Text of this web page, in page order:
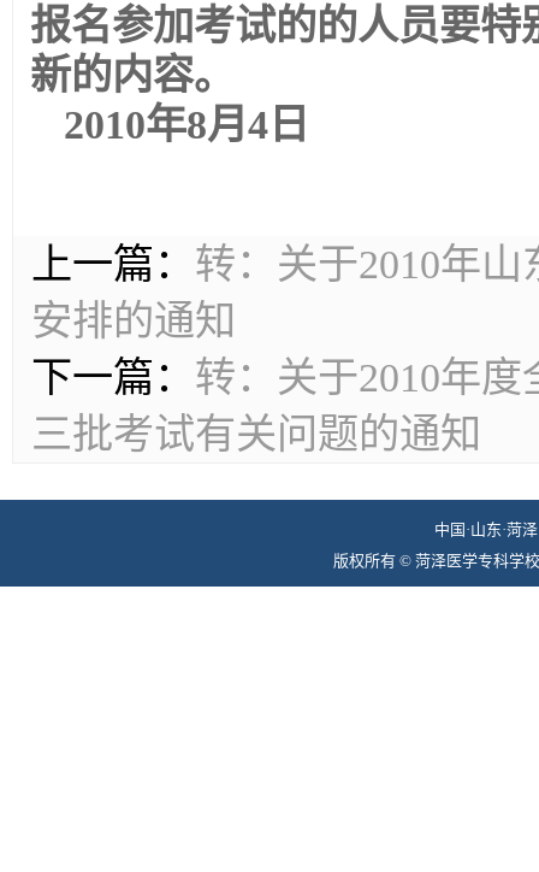
报名参加考试的的人员要
新的内容。
2010年8月4日
上一篇： 转：关于2010年
安排的通知
下一篇： 转：关于2010年
三批考试有关问题的通知
中国·山东·菏
版权所有 © 菏泽医学专科学